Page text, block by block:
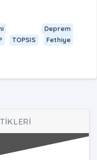
Deprem
TOPSIS
Fethiye